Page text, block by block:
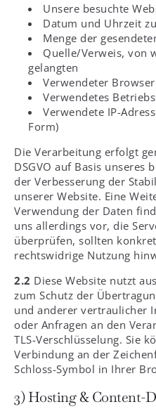
Unsere besuchte
Datum und Uhrzeit
Menge der
Quelle/Verweis, von
gelangten
Verwendeter Browser
Verwendetes
Verwendete IP-
Form)
Die Verarbeitung erfolgt
DSGVO auf Basis unseres
der Verbesserung der
unserer Website. Eine
Verwendung der Daten
uns allerdings vor, die
überprüfen, sollten
rechtswidrige Nutzung
2.2 Diese Website nutzt
zum Schutz der
und anderer vertraulicher
oder Anfragen an den
TLS-Verschlüsselung. Sie
Verbindung an der
Schloss-Symbol in Ihrer
3) Hosting & Content-